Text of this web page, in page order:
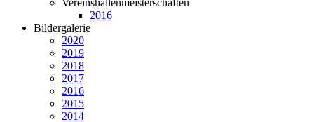
Vereinshallenmeisterschaften
2016
Bildergalerie
2020
2019
2018
2017
2016
2015
2014